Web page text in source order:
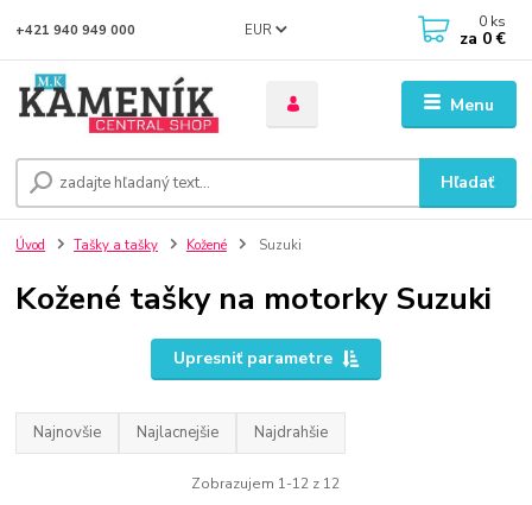
Menu
EUR
Hľadať
+421 940 949 000 0 ks
za 0 €
Úvod Tašky a tašky Kožené Suzuki
Kožené tašky na motorky Suzuki
Upresniť parametre
Najnovšie Najlacnejšie Najdrahšie
Zobrazujem 1-12 z 12